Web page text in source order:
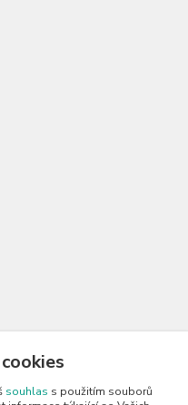
souhlas s použitím souborů